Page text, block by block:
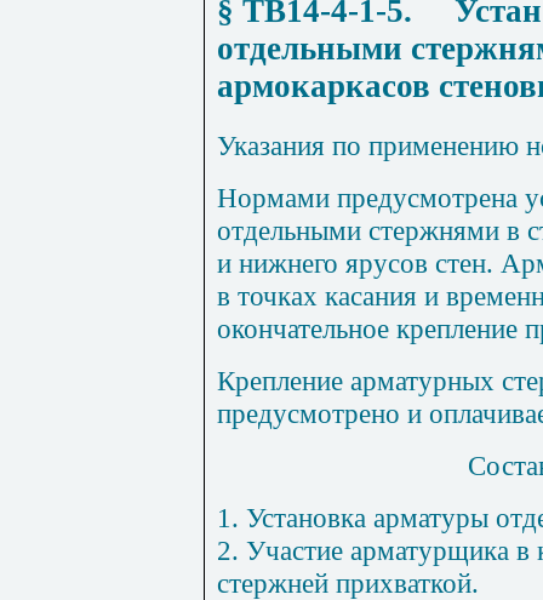
§ ТВ14-4-1-5.
отдельными
армокаркасов
Указания по применению
Нормами предусмотрена
отдельными стержнями в
и нижнего ярусов стен.
в точках касания и
окончательное крепление
Крепление арматурных
предусмотрено и
1 . Установка арматуры
2. Участие арматурщика в
стержней прихваткой.